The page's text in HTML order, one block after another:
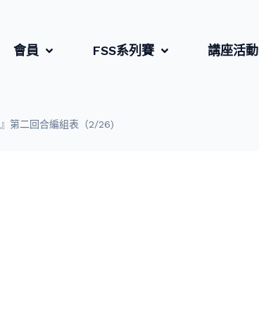
會員 FSS系列賽 講座活動
第二回合編組表（2/26)